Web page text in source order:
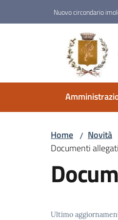
Nuovo circondario
Home / Novità
Documenti allegati
Ultimo